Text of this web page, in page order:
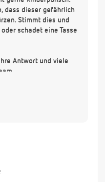
dass dieser gefährlich
Stimmt dies und
schadet eine Tasse
Antwort und viele